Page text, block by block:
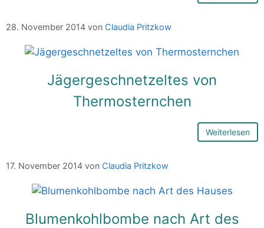
28. November 2014 von Claudia Pritzkow
Jägergeschnetzeltes von
Thermosternchen
Weiterlesen
17. November 2014 von Claudia Pritzkow
Blumenkohlbombe nach Art des